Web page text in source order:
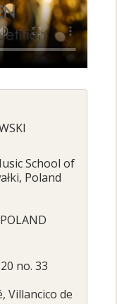
School of
Poland
no. 33
Villancico de